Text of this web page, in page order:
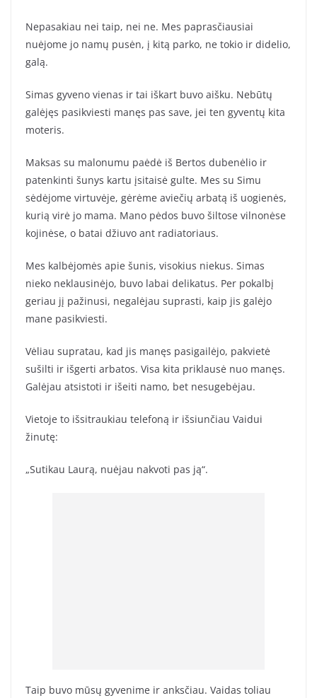
Nepasakiau nei taip, nei ne. Mes paprasčiausiai
nuėjome jo namų pusėn, į kitą parko, ne tokio ir didelio,
galą.
Simas gyveno vienas ir tai iškart buvo aišku. Nebūtų
galėjęs pasikviesti manęs pas save, jei ten gyventų kita
moteris.
Maksas su malonumu paėdė iš Bertos dubenėlio ir
patenkinti šunys kartu įsitaisė gulte. Mes su Simu
sėdėjome virtuvėje, gėrėme aviečių arbatą iš uogienės,
kurią virė jo mama. Mano pėdos buvo šiltose vilnonėse
kojinėse, o batai džiuvo ant radiatoriaus.
Mes kalbėjomės apie šunis, visokius niekus. Simas
nieko neklausinėjo, buvo labai delikatus. Per pokalbį
geriau jį pažinusi, negalėjau suprasti, kaip jis galėjo
mane pasikviesti.
Vėliau supratau, kad jis manęs pasigailėjo, pakvietė
sušilti ir išgerti arbatos. Visa kita priklausė nuo manęs.
Galėjau atsistoti ir išeiti namo, bet nesugebėjau.
Vietoje to išsitraukiau telefoną ir išsiunčiau Vaidui
žinutę:
„Sutikau Laurą, nuėjau nakvoti pas ją“.
Taip buvo mūsų gyvenime ir anksčiau. Vaidas toliau